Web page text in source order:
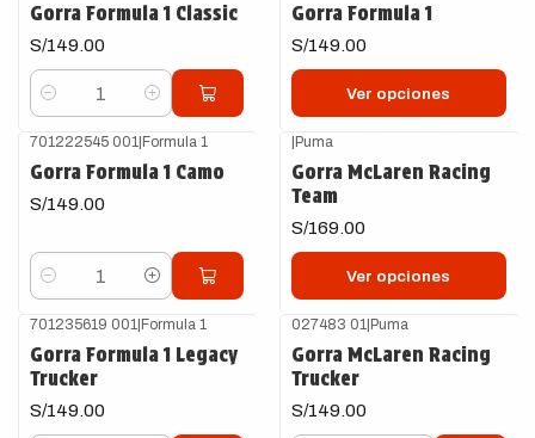
Gorra Formula 1 Classic
S/149.00
Cantidad
Gorra Formula 1
S/149.00
Ver opciones
701222545 001 |Formula 1
Gorra Formula 1 Camo
S/149.00
Cantidad
|Puma
Gorra McLaren Racing
Team
S/169.00
Ver opciones
701235619 001 |Formula 1
Gorra Formula 1 Legacy
Trucker
S/149.00
027483 01 |Puma
Gorra McLaren Racing
Trucker
S/149.00